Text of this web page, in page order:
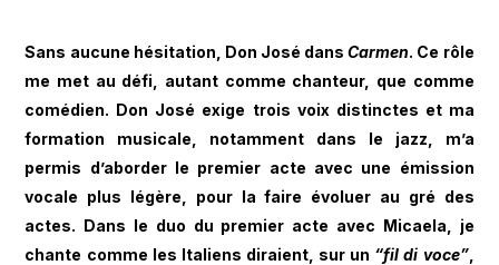
Sans aucune hésitation, Don José dansCarmen. Ce rôle
me met au défi, autant comme chanteur, que comme
comédien. Don José exige trois voix distinctes et ma
formation musicale, notamment dans le jazz, m’a
permis d’aborder le premier acte avec une émission
vocale plus légère, pour la faire évoluer au gré des
actes. Dans le duo du premier acte avec Micaela, je
chante comme les Italiens diraient, sur un “fil di voce”,